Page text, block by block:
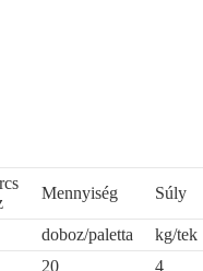
Mennyiség Súly
doboz/paletta
kg/tek
20
4